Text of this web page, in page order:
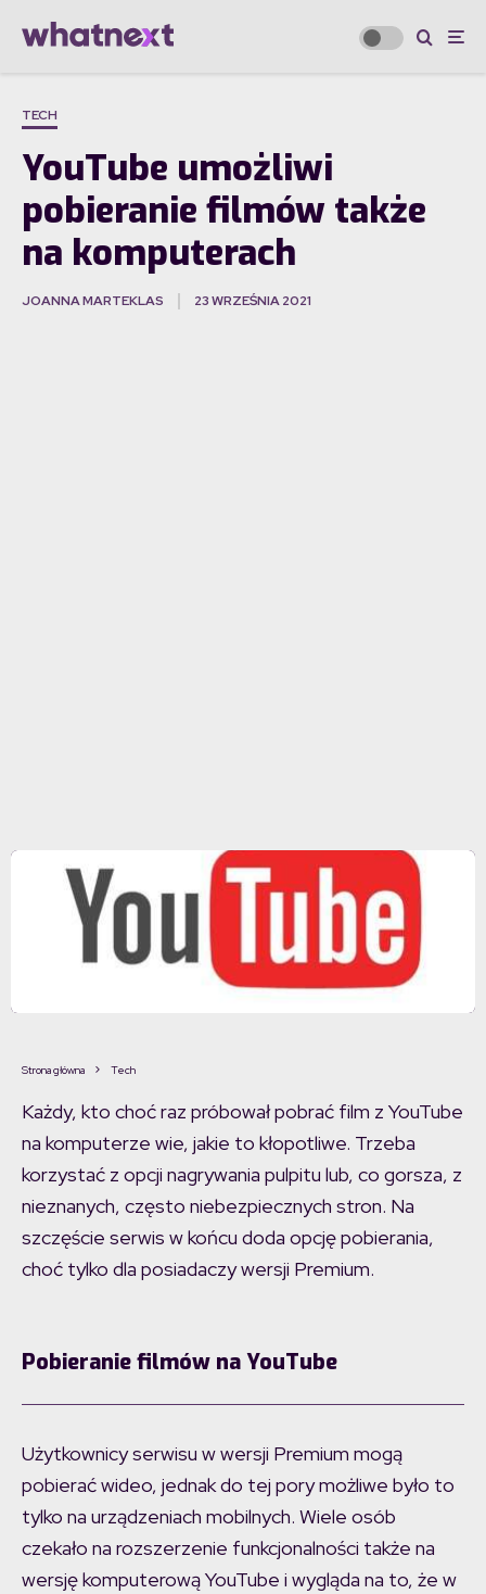
TECH
YouTube umożliwi
pobieranie filmów także
na komputerach
JOANNA MARTEKLAS 23 WRZEŚNIA 2021
Strona główna Tech
Każdy, kto choć raz próbował pobrać film z YouTube
na komputerze wie, jakie to kłopotliwe. Trzeba
korzystać z opcji nagrywania pulpitu lub, co gorsza, z
nieznanych, często niebezpiecznych stron. Na
szczęście serwis w końcu doda opcję pobierania,
choć tylko dla posiadaczy wersji Premium.
Pobieranie filmów na YouTube
Użytkownicy serwisu w wersji Premium mogą
pobierać wideo, jednak do tej pory możliwe było to
tylko na urządzeniach mobilnych. Wiele osób
czekało na rozszerzenie funkcjonalności także na
wersję komputerową YouTube i wygląda na to, że w